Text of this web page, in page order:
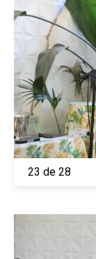
23 de 28